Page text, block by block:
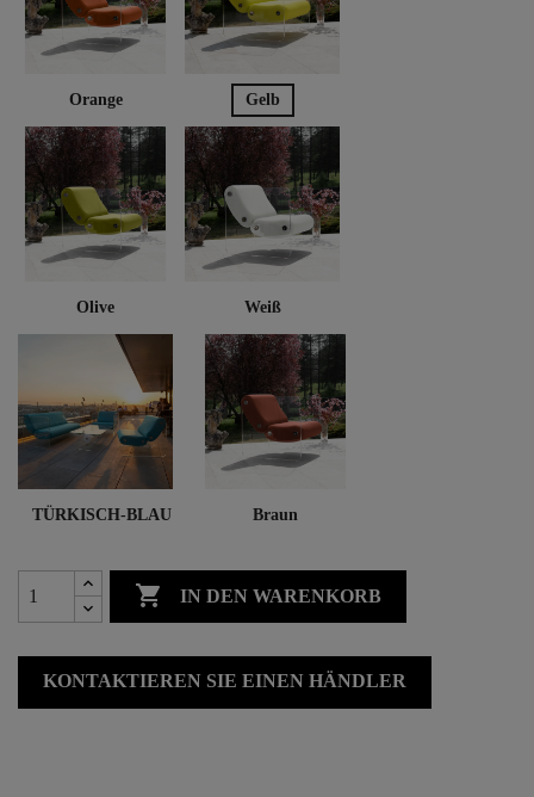
Orange Gelb
Olive Weiß
TÜRKISCH-BLAU Braun
 IN DEN WARENKORB
KONTAKTIEREN SIE EINEN HÄNDLER